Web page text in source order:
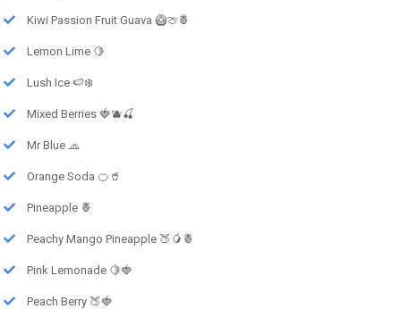
Kiwi Passion Fruit Guava 🥝🍈🍍
Lemon Lime 🍋
Lush Ice 🍉❄️
Mixed Berries 🍓🫐🍒
Mr Blue 🧢
Orange Soda 🍊🥤
Pineapple 🍍
Peachy Mango Pineapple 🍑🥭🍍
Pink Lemonade 🍋🍓
Peach Berry 🍑🍓